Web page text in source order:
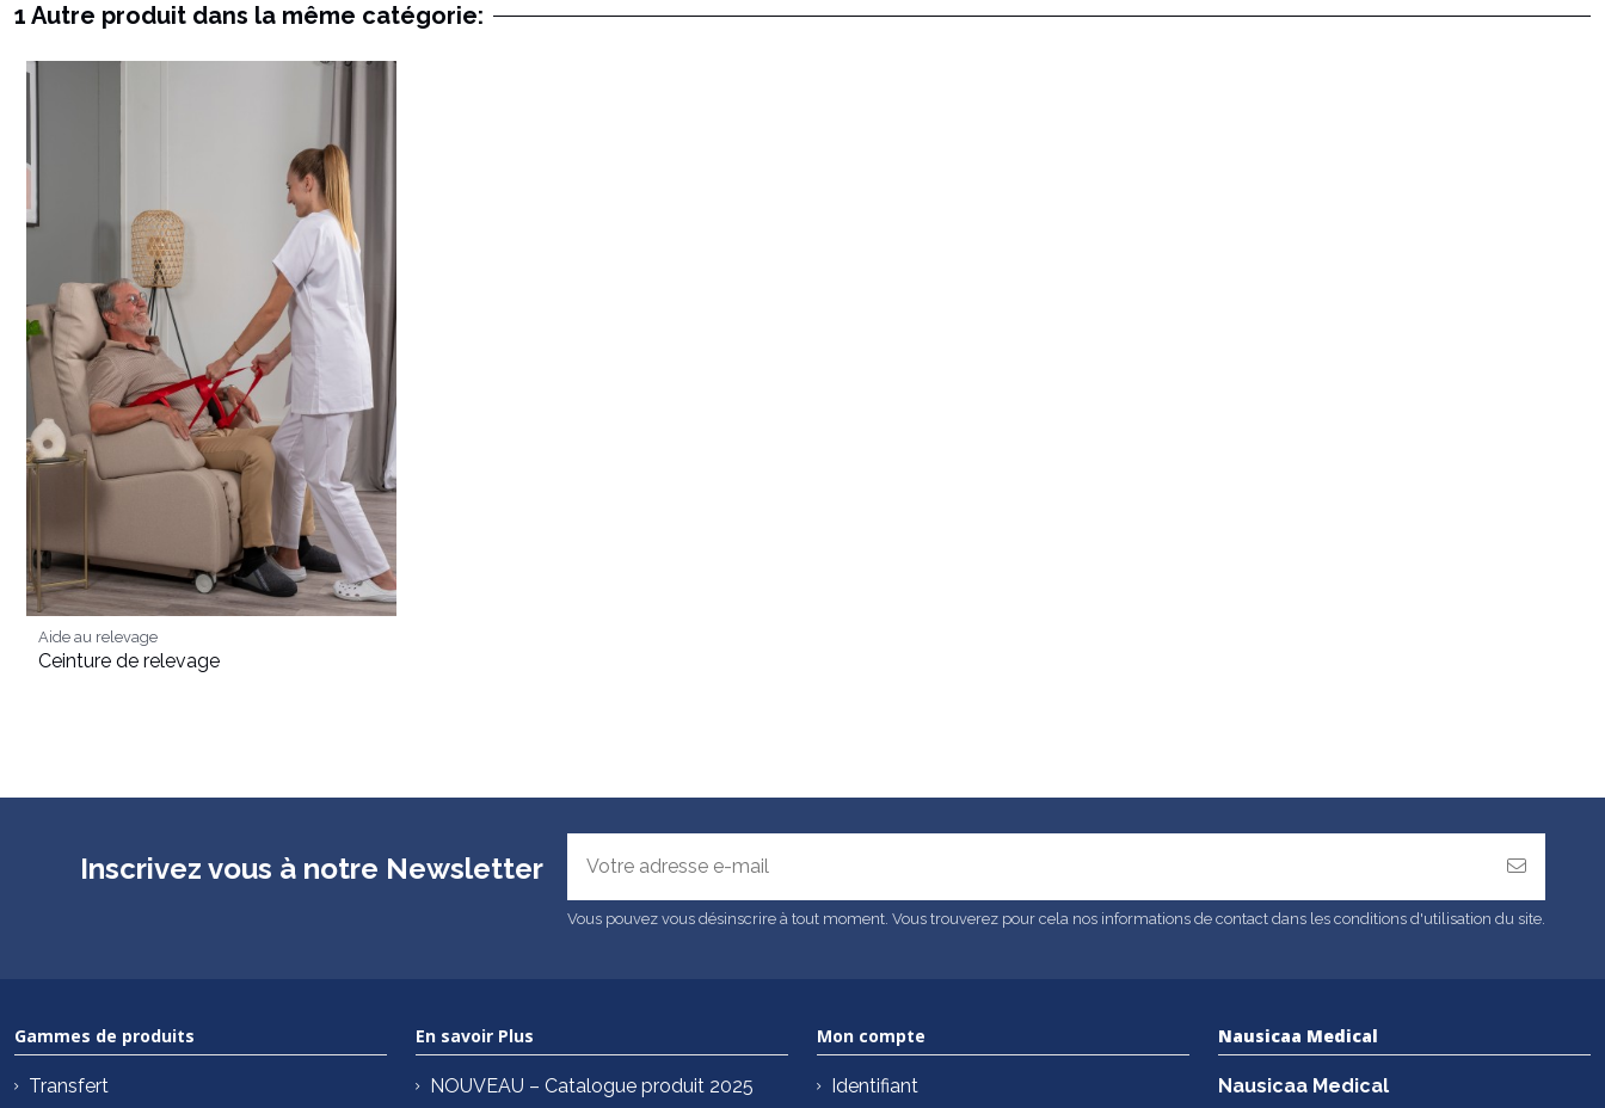
1 Autre produit dans la même catégorie:
Aide au relevage
Ceinture de relevage
Inscrivez vous à notre Newsletter
Vous pouvez vous désinscrire à tout moment. Vous trouverez pour cela nos informations de contact dans les conditions d'utilisation du site.
Gammes de produits
Transfert
En savoir Plus
NOUVEAU – Catalogue produit 2025
Mon compte
Identifiant
Nausicaa Medical
Nausicaa Medical